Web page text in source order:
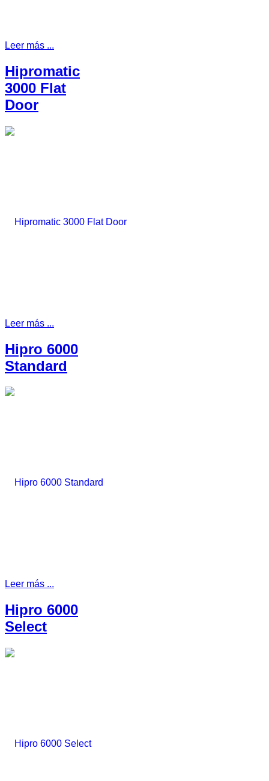
Leer más ...
Hipromatic
3000 Flat
Door
Leer más ...
Hipro 6000
Standard
Leer más ...
Hipro 6000
Select